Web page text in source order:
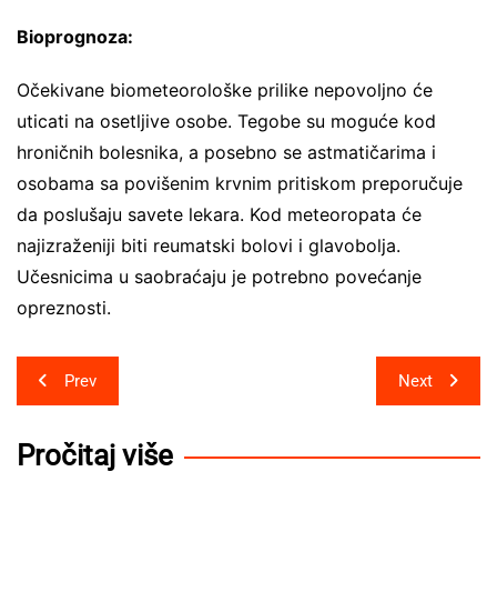
Bioprognoza:
Očekivane biometeorološke prilike nepovolјno će
uticati na osetlјive osobe. Tegobe su moguće kod
hroničnih bolesnika, a posebno se astmatičarima i
osobama sa povišenim krvnim pritiskom preporučuje
da poslušaju savete lekara. Kod meteoropata će
najizraženiji biti reumatski bolovi i glavobolјa.
Učesnicima u saobraćaju je potrebno povećanje
opreznosti.
Post
navigation
Prev Next
Pročitaj više